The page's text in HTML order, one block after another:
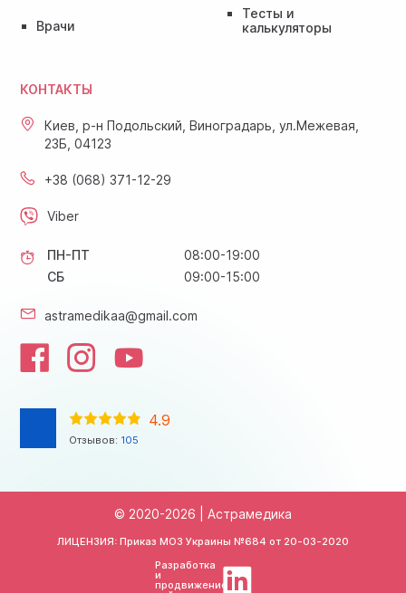
Врачи
Тесты и
калькуляторы
КОНТАКТЫ
Киев, р-н Подольский, Виноградарь, ул.Межевая,
23Б, 04123
+38 (068) 371-12-29
Viber
ПН-ПТ
08:00-19:00
СБ
09:00-15:00
astramedikaa@gmail.com
4.9
Отзывов: 105
© 2020-2026 | Астрамедика
ЛИЦЕНЗИЯ: Приказ МОЗ Украины №684 от 20-03-2020
Разработка
и
продвижение